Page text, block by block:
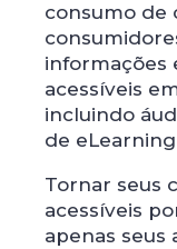
consumo de
informações
acessíveis
incluindo
de
Tornar seus
acessíveis
apenas seus